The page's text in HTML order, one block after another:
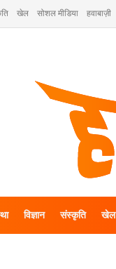
खेल सोशल मीडिया हवाबाज़ी
विज्ञान संस्कृति खेल